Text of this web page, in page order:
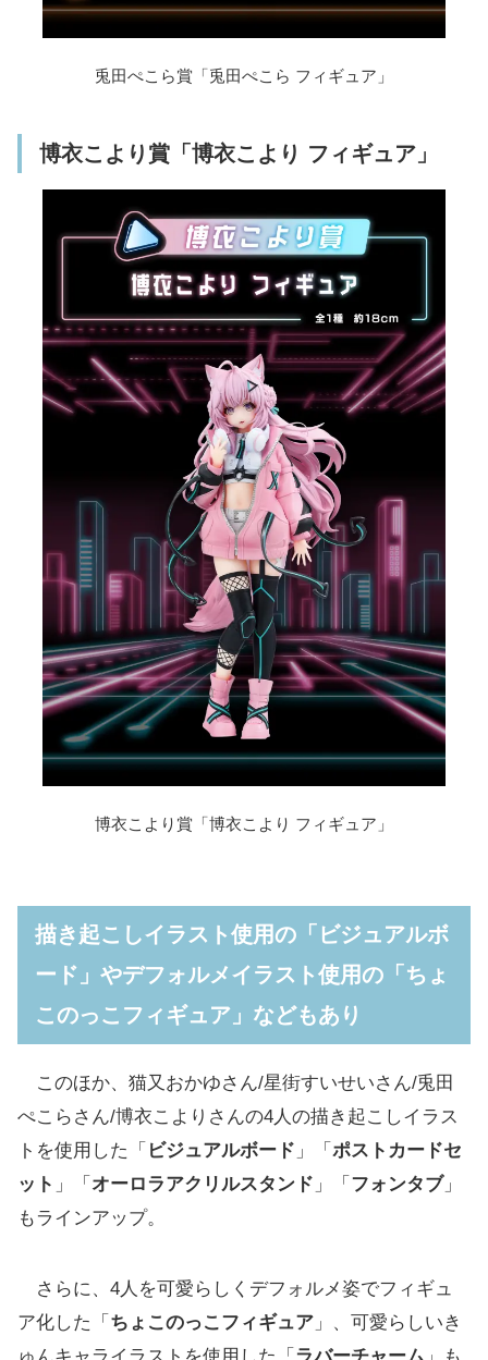
兎田ぺこら賞「兎田ぺこら フィギュア」
博衣こより賞「博衣こより フィギュア」
博衣こより賞「博衣こより フィギュア」
描き起こしイラスト使用の「ビジュアルボ
ード」やデフォルメイラスト使用の「ちょ
このっこフィギュア」などもあり
このほか、猫又おかゆさん/星街すいせいさん/兎田
ぺこらさん/博衣こよりさんの4人の描き起こしイラス
トを使用した「 ビジュアルボード 」「 ポストカードセ
ット 」「 オーロラアクリルスタンド 」「 フォンタブ」
もラインアップ。
さらに、4人を可愛らしくデフォルメ姿でフィギュ
ア化した「 ちょこのっこフィギュア 」、可愛らしいき